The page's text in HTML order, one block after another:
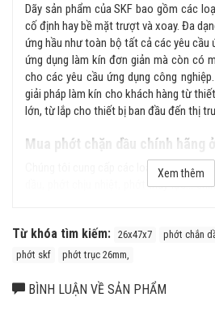
Dãy sản phẩm của SKF bao gồm các
cố định hay bề mặt trượt và xoay. Đa
ứng hầu như toàn bộ tất cả các yêu cầu
ứng dụng làm kín đơn giản mà còn có
cho các yêu cầu ứng dụng công
giải pháp làm kín cho khách hàng từ
lớn, từ lắp cho thiết bị ban đầu đến thị
Mua phớt chặn dầu chính hãng
Chúng tôi cung cấp các loại sản phẩm
dầu, phớt chịu nhiệt, phớt thủy lực...
phẩm.
Xem thêm
Từ khóa tìm kiếm: 26x47x7 phớt chắn
phớt skf
phớt trục 26mm,
BÌNH LUẬN VỀ SẢN PHẨM